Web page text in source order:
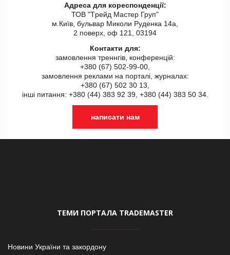
Адреса для кореспонденції:
ТОВ "Tрейд Мастер Груп"
м.Київ, бульвар Миколи Руденка 14а,
2 поверх, оф 121, 03194
Контакти для:
замовлення треннгів, конференцій:
+380 (67) 502-99-00,
замовлення реклами на порталі, журналах:
+380 (67) 502 30 13,
інші питання: +380 (44) 383 92 39, +380 (44) 383 50 34.
написати нам
ТЕМИ ПОРТАЛА TRADEMASTER
Новини України та закордону